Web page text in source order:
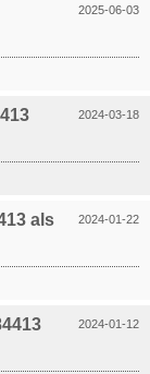
2025-06-03
2024-03-18
2024-01-22
als
2024-01-12